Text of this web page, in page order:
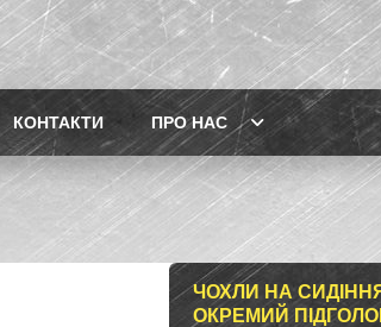
КОНТАКТИ ПРО НАС
ЧОХЛИ НА
ОКРЕМИЙ